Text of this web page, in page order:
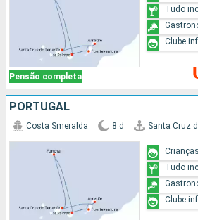
Pensão completa
Tudo
Clube
PORTUGAL
Costa Smeralda 8 d Santa Cruz
Tudo
Clube